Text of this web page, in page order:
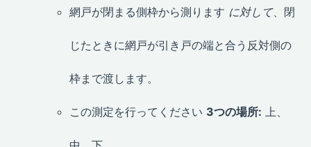
網戸が閉まる側枠から測ります に対して、閉
じたときに網戸が引き戸の端と合う反対側の
枠まで渡します。
この測定を行ってください 3つの場所: 上、